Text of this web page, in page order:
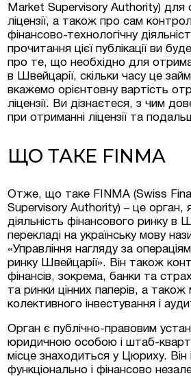
ОАЕ | Відкрити
проєкти та
нерухомість у
Market Supervisory Authority) для
ліцензії, а також про сам
фінансово-технологічну
прочитання цієї публікації ви
про те, що необхідно для
в Швейцарії, скільки часу це
вкажемо орієнтовну вартість
ліцензії. Ви дізнаєтеся, з чим
при отриманні ліцензії та
ЩО ТАКЕ FINMA
Отже, що таке FINMA (Swiss
Supervisory Authority) – це орган,
діяльність фінансового ринку в
перекладі на українську мову
«Управління нагляду за
ринку Швейцарії». Він також
фінансів, зокрема, банки та
та ринки цінних паперів, а також
колективного інвестування і
Орган є публічно-правовим
юридичною особою і штаб-
місце знаходиться у Цюриху. Він
функціонально і фінансово